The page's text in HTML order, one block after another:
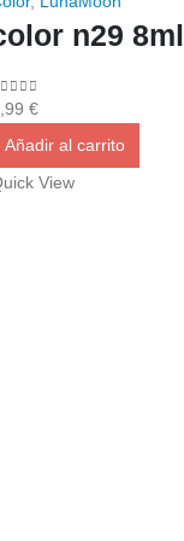
n29 8ml
of 5
€
Añadir al carrito
View